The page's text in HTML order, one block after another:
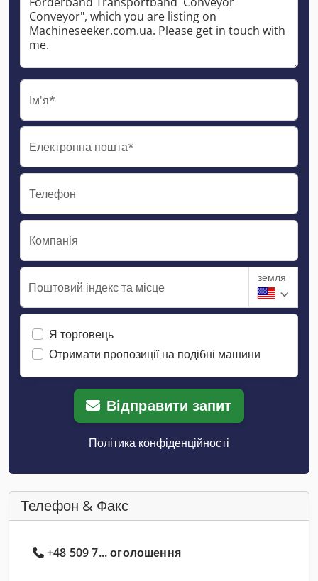
Ім'я*
Електронна пошта*
Телефон
Компанія
Поштовий індекс та місце
земля
Я торговець
Отримати пропозиції на подібні машини
Відправити запит
Політика конфіденційності
Телефон & Факс
+48 509 7... оголошення